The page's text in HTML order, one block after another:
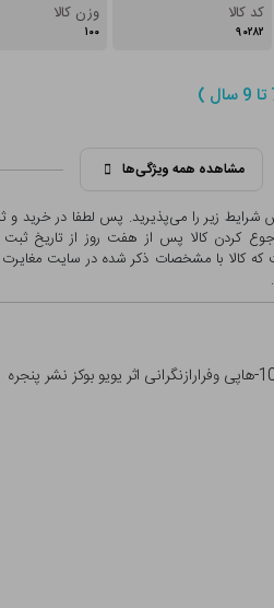
کد کالا
۹۰۲۸۲
وزن کالا
۱۰۰
مشاهده همه ویژگی‌ها
شرایط زیر را می‌پذیرید. پس لطفا در خرید
کردن کالا پس از هفت روز از تاریخ
کالا با مشخصات ذکر شده در سایت